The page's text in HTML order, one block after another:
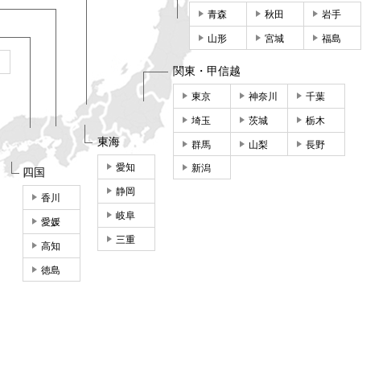
青森 秋田 岩手
山形 宮城 福島
関東・甲信越
東京 神奈川 千葉
埼玉 茨城 栃木
群馬 山梨 長野
新潟
東海
愛知
静岡
岐阜
三重
四国
香川
愛媛
高知
徳島